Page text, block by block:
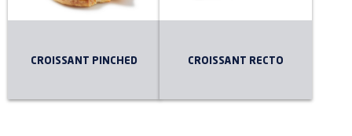
CROISSANT PINCHED CROISSANT RECTO